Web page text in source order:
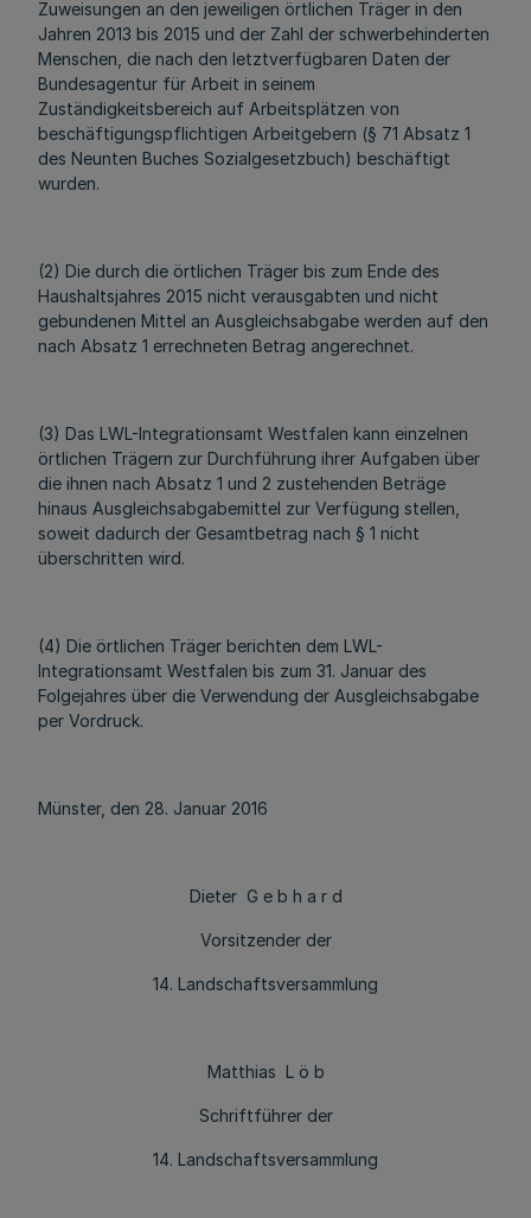
Zuweisungen an den jeweiligen örtlichen Träger in den
Jahren 2013 bis 2015 und der Zahl der schwerbehinderten
Menschen, die nach den letztverfügbaren Daten der
Bundesagentur für Arbeit in seinem
Zuständigkeitsbereich auf Arbeitsplätzen von
beschäftigungspflichtigen Arbeitgebern (§ 71 Absatz 1
des Neunten Buches Sozialgesetzbuch) beschäftigt
wurden.
(2) Die durch die örtlichen Träger bis zum Ende des
Haushaltsjahres 2015 nicht verausgabten und nicht
gebundenen Mittel an Ausgleichsabgabe werden auf den
nach Absatz 1 errechneten Betrag angerechnet.
(3) Das LWL-Integrationsamt Westfalen kann einzelnen
örtlichen Trägern zur Durchführung ihrer Aufgaben über
die ihnen nach Absatz 1 und 2 zustehenden Beträge
hinaus Ausgleichsabgabemittel zur Verfügung stellen,
soweit dadurch der Gesamtbetrag nach § 1 nicht
überschritten wird.
(4) Die örtlichen Träger berichten dem LWL-
Integrationsamt Westfalen bis zum 31. Januar des
Folgejahres über die Verwendung der Ausgleichsabgabe
per Vordruck.
Münster, den 28. Januar 2016
Dieter G e b h a r d
Vorsitzender der
14. Landschaftsversammlung
Matthias L ö b
Schriftführer der
14. Landschaftsversammlung